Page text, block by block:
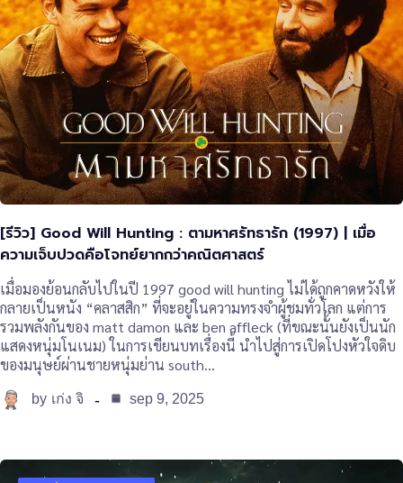
[รีวิว] Good Will Hunting : ตามหาศรัทธารัก (1997) | เมื่อ
ความเจ็บปวดคือโจทย์ยากกว่าคณิตศาสตร์
เมื่อมองย้อนกลับไปในปี 1997 good will hunting ไม่ได้ถูกคาดหวังให้
กลายเป็นหนัง “คลาสสิก” ที่จะอยู่ในความทรงจำผู้ชมทั่วโลก แต่การ
รวมพลังกันของ matt damon และ ben affleck (ที่ขณะนั้นยังเป็นนัก
แสดงหนุ่มโนเนม) ในการเขียนบทเรื่องนี้ นำไปสู่การเปิดโปงหัวใจดิบ
ของมนุษย์ผ่านชายหนุ่มย่าน south…
by เก่ง จิ sep 9, 2025